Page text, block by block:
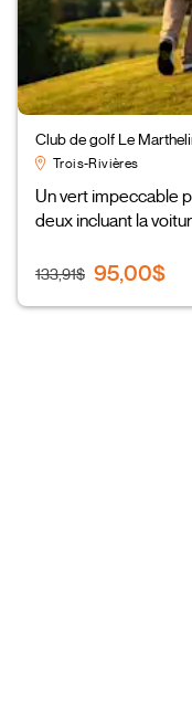
Club de golf Le
Trois-Rivières
Un vert impeccable
deux incluant la
133,91$ 95,00$